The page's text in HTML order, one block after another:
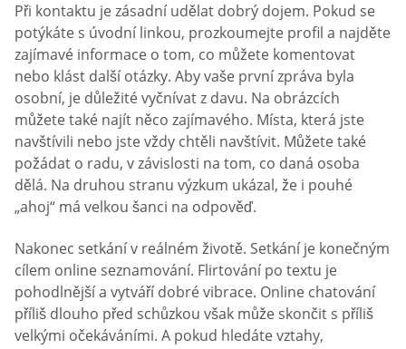
Při kontaktu je zásadní udělat dobrý dojem. Pokud se
potýkáte s úvodní linkou, prozkoumejte profil a najděte
zajímavé informace o tom, co můžete komentovat
nebo klást další otázky. Aby vaše první zpráva byla
osobní, je důležité vyčnívat z davu. Na obrázcích
můžete také najít něco zajímavého. Místa, která jste
navštívili nebo jste vždy chtěli navštívit. Můžete také
požádat o radu, v závislosti na tom, co daná osoba
dělá. Na druhou stranu výzkum ukázal, že i pouhé
„ahoj“ má velkou šanci na odpověď.
Nakonec setkání v reálném životě. Setkání je konečným
cílem online seznamování. Flirtování po textu je
pohodlnější a vytváří dobré vibrace. Online chatování
příliš dlouho před schůzkou však může skončit s příliš
velkými očekáváními. A pokud hledáte vztahy,